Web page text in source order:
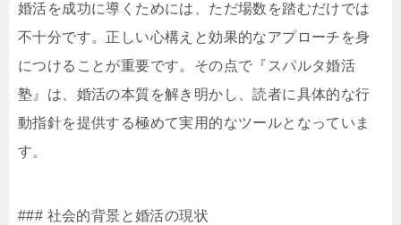
婚活を成功に導くためには、ただ場数を踏むだけでは
不十分です。正しい心構えと効果的なアプローチを身
につけることが重要です。その点で『スパルタ婚活
塾』は、婚活の本質を解き明かし、読者に具体的な行
動指針を提供する極めて実用的なツールとなっていま
す。
### 社会的背景と婚活の現状